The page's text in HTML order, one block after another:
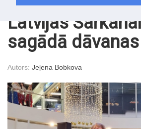
Latvijas
sagādā
Autors: Jeļena Bobkova